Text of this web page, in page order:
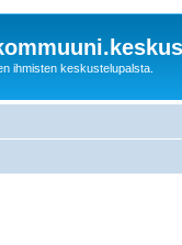
ihmisten keskustelupalsta.